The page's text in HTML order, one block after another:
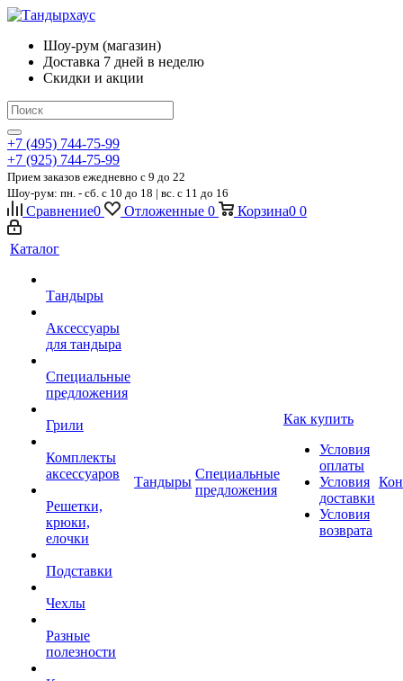
Шоу-рум (магазин)
Доставка 7 дней в неделю
Скидки и акции
+7 (495) 744-75-99
+7 (925) 744-75-99
Прием заказов ежедневно c 9 до 22
Шоу-рум: пн. - сб. с 10 до 18 | вс. с 11 до 16
Сравнение0 Отложенные 0 Корзина0 0
Каталог
Тандыры
Аксессуары
для тандыра
Специальные
предложения
Грили
Комплекты
аксессуаров
Решетки,
крюки,
елочки
Подставки
Чехлы
Разные
полезности
Тандыры
Специальные
предложения
Как купить
Условия
оплаты
Условия
доставки
Условия
возврата